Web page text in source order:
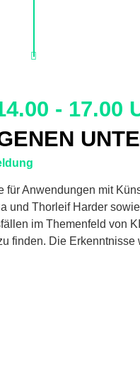
- 17.00
für Anwendungen mit
und Thorleif Harder
im Themenfeld von
finden. Die